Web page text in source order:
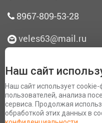
8967-809-53-28
veles63@mail.ru
О нас
Согласие на обработку
Политика
Разработка сайта Space App
Наш сайт
Наш сайт использует
пользователей, анализа
сервиса. Продолжая
обработкой этих данных в